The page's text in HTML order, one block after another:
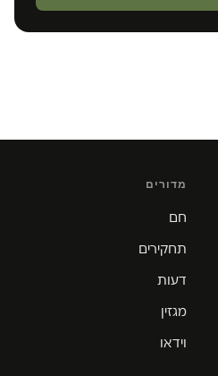
מדורים
חם
תחקירים
דעות
מגזין
וידאו